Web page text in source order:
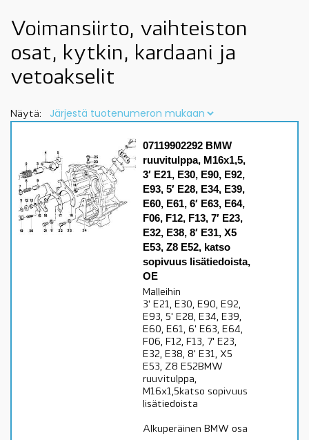
Voimansiirto, vaihteiston
osat, kytkin, kardaani ja
vetoakselit
Näytä:
07119902292 BMW
ruuvitulppa, M16x1,5,
3′ E21, E30, E90, E92,
E93, 5′ E28, E34, E39,
E60, E61, 6′ E63, E64,
F06, F12, F13, 7′ E23,
E32, E38, 8′ E31, X5
E53, Z8 E52, katso
sopivuus lisätiedoista,
OE
Malleihin
3' E21, E30, E90, E92,
E93, 5' E28, E34, E39,
E60, E61, 6' E63, E64,
F06, F12, F13, 7' E23,
E32, E38, 8' E31, X5
E53, Z8 E52BMW
ruuvitulppa,
M16x1,5katso sopivuus
lisätiedoista
Alkuperäinen BMW osa